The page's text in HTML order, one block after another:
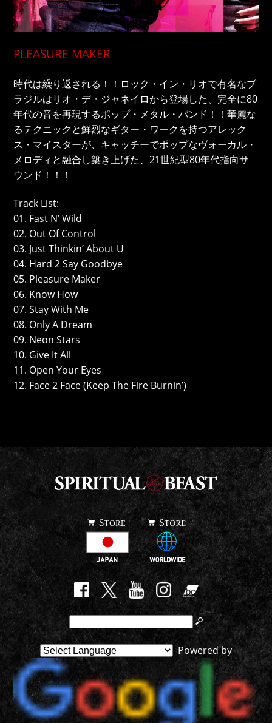
PLEASURE MAKER
時代は繰り返される！！ロック・イン・リオで有名なブ
ラジルはリオ・デ・ジャネイロから登場した、完全に80
年代の音を再現するポップ・メタル・バンド！！華麗な
るテクニックと鮮烈なギター・ワークを持つアレック
ス・マイスターが、キャッチーでポップなヴォーカル・
メロディと融合し築き上げた、21世紀型80年代指向サ
ウンド！！！
Track List:
01. Fast N’ Wild
02. Out Of Control
03. Just Thinkin’ About U
04. Hard 2 Say Goodbye
05. Pleasure Maker
06. Know How
07. Stay With Me
08. Only A Dream
09. Neon Stars
10. Give It All
11. Open Your Eyes
12. Face 2 Face (Keep The Fire Burnin’)
Powered by